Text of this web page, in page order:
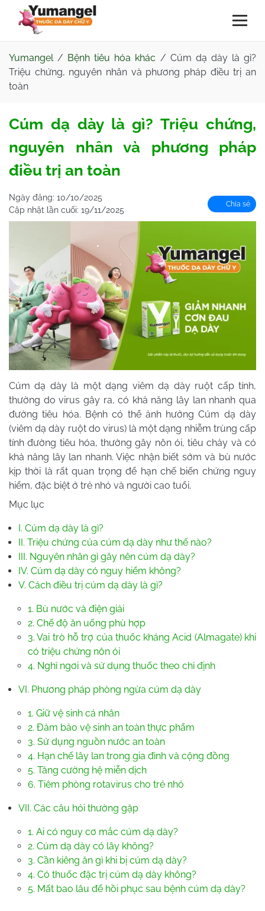
Yumangel/ Bệnh tiêu hóa khác / Cúm dạ dày là gì?
Triệu chứng, nguyên nhân và phương pháp điều trị an
toàn
Cúm dạ dày là gì? Triệu chứng,
nguyên nhân và phương pháp
điều trị an toàn
Ngày đăng: 10/10/2025
Cập nhật lần cuối: 19/11/2025
Chia sẻ
Cúm dạ dày là một dạng viêm dạ dày ruột cấp tính,
thường do virus gây ra, có khả năng lây lan nhanh qua
đường tiêu hóa. Bệnh có thể ảnh hưởng Cúm dạ dày
(viêm dạ dày ruột do virus) là một dạng nhiễm trùng cấp
tính đường tiêu hóa, thường gây nôn ói, tiêu chảy và có
khả năng lây lan nhanh. Việc nhận biết sớm và bù nước
kịp thời là rất quan trọng để hạn chế biến chứng nguy
hiểm, đặc biệt ở trẻ nhỏ và người cao tuổi.
Mục lục
I. Cúm dạ dày là gì?
II. Triệu chứng của cúm dạ dày như thế nào?
III. Nguyên nhân gì gây nên cúm dạ dày?
IV. Cúm dạ dày có nguy hiểm không?
V. Cách điều trị cúm dạ dày là gì?
1. Bù nước và điện giải
2. Chế độ ăn uống phù hợp
3. Vai trò hỗ trợ của thuốc kháng Acid (Almagate) khi
có triệu chứng nôn ói
4. Nghỉ ngơi và sử dụng thuốc theo chỉ định
VI. Phương pháp phòng ngừa cúm dạ dày
1. Giữ vệ sinh cá nhân
2. Đảm bảo vệ sinh an toàn thực phẩm
3. Sử dụng nguồn nước an toàn
4. Hạn chế lây lan trong gia đình và cộng đồng
5. Tăng cường hệ miễn dịch
6. Tiêm phòng rotavirus cho trẻ nhỏ
VII. Các câu hỏi thường gặp
1. Ai có nguy cơ mắc cúm dạ dày?
2. Cúm dạ dày có lây không?
3. Cần kiêng ăn gì khi bị cúm dạ dày?
4. Có thuốc đặc trị cúm dạ dày không?
5. Mất bao lâu để hồi phục sau bệnh cúm dạ dày?